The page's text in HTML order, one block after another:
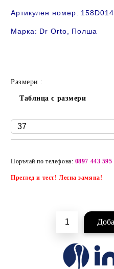
Артикулен номер: 158D014
Марка: Dr Orto , Полша
Размери :
Таблица с размери
Поръчай по телефона: 0897 443 595
Преглед и тест! Лесна замяна!